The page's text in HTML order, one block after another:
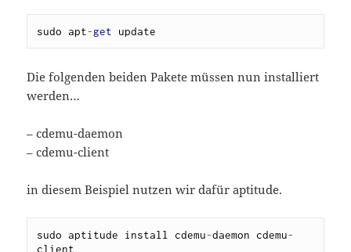
sudo apt-get update
Die folgenden beiden Pakete müssen nun installiert
werden…
– cdemu-daemon
– cdemu-client
in diesem Beispiel nutzen wir dafür aptitude.
sudo aptitude install cdemu-daemon cdemu-
client